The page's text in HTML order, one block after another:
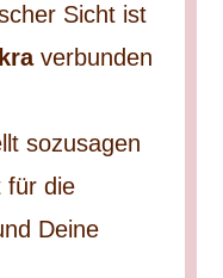
Sicht ist
verbunden
sozusagen
die
Deine